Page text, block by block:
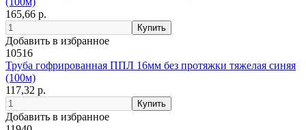
165,66 р.
Добавить в избранное
10516
Труба гофрированная ППЛ 16мм без протяжки тяжелая синяя
(100м)
117,32 р.
Добавить в избранное